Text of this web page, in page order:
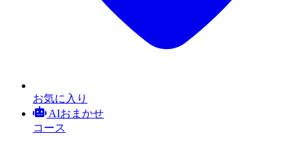
お気に入り
AIおまかせ
コース